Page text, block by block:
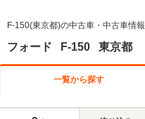
F-150(東京都)の中古車・中古車情報
フォード F-150 東京都
一覧から探す